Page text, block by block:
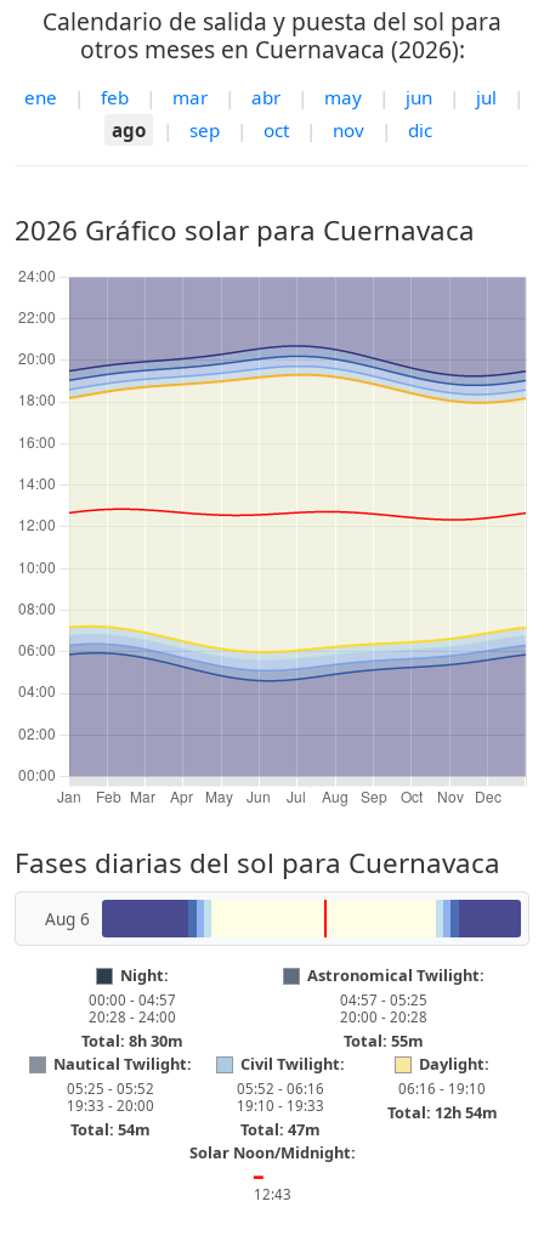
Calendario de salida y puesta del sol para
otros meses en Cuernavaca (2026):
ene | feb | mar | abr | may | jun | jul
|
ago
| sep | oct | nov | dic
2026 Gráfico solar para Cuernavaca
Fases diarias del sol para Cuernavaca
Aug 6
Night:
00:00 - 04:57
20:28 - 24:00
Total: 8h 30m
Astronomical Twilight:
04:57 - 05:25
20:00 - 20:28
Total: 55m
Nautical Twilight:
05:25 - 05:52
19:33 - 20:00
Total: 54m
Civil Twilight:
05:52 - 06:16
19:10 - 19:33
Total: 47m
Daylight:
06:16 - 19:10
Total: 12h 54m
Solar Noon/Midnight:
━
12:43